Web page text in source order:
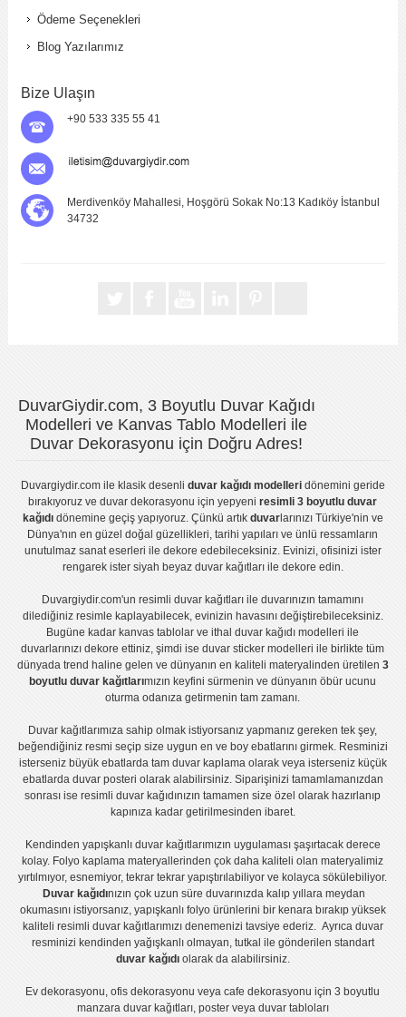
Ödeme Seçenekleri
Blog Yazılarımız
Bize Ulaşın
+90 533 335 55 41
Merdivenköy Mahallesi, Hoşgörü Sokak No:13 Kadıköy İstanbul
34732
DuvarGiydir.com, 3 Boyutlu Duvar Kağıdı
Modelleri ve Kanvas Tablo Modelleri ile
Duvar Dekorasyonu için Doğru Adres!
Duvargiydir.comile klasik desenli duvar kağıdı modelleridönemini geride
bırakıyoruz veduvar dekorasyonu için yepyeniresimli 3 boyutlu duvar
kağıdıdönemine geçiş yapıyoruz. Çünkü artık duvarlarınızı Türkiye'nin ve
Dünya'nın en güzel doğal güzellikleri, tarihi yapıları ve ünlü ressamların
unutulmaz sanat eserleri ile dekore edebileceksiniz. Evinizi, ofisinizi ister
rengarek ister siyah beyaz duvar kağıtlarıile dekore edin.
Duvargiydir.com'unresimli duvar kağıtları ile duvarınızın tamamını
dilediğiniz resimle kaplayabilecek, evinizin havasını değiştirebileceksiniz.
Bugüne kadar kanvas tablo lar veithal duvar kağıdı modelleri ile
duvarlarınızı dekore ettiniz, şimdi iseduvar sticker modelleri ile birlikte tüm
dünyada trend haline gelen ve dünyanın en kaliteli materyalinden üretilen 3
boyutlu duvar kağıtlarımızın keyfini sürmenin ve dünyanın öbür ucunu
oturma odanıza getirmenin tam zamanı.
Duvar kağıtlarımıza sahip olmak istiyorsanız yapmanız gereken tek şey,
beğendiğiniz resmi seçip size uygun en ve boy ebatlarını girmek. Resminizi
isterseniz büyük ebatlarda tam duvar kaplamaolarak veya isterseniz küçük
ebatlarda duvar posteri olarak alabilirsiniz. Siparişinizi tamamlamanızdan
sonrası iseresimli duvar kağıdınızın tamamen size özel olarak hazırlanıp
kapınıza kadar getirilmesinden ibaret.
Kendinden yapışkanlı duvar kağıtlarımızın uygulamasışaşırtacak derece
kolay. Folyo kaplama materyallerinden çok daha kaliteli olanmateryalimiz
yırtılmıyor, esnemiyor, tekrar tekrar yapıştırılabiliyor ve kolayca sökülebiliyor.
Duvar kağıdınızın çok uzun süre duvarınızda kalıp yıllara meydan
okumasını istiyorsanız, yapışkanlı folyoürünlerini bir kenara bırakıp yüksek
kaliteli resimli duvar kağıtlarımızı denemenizi tavsiye ederiz. Ayrıca duvar
resminizi kendinden yağışkanlı olmayan, tutkal ile gönderilen standart
duvar kağıdıolarak da alabilirsiniz.
Ev dekorasyonu,ofis dekorasyonu veyacafe dekorasyonu için3 boyutlu
manzara duvar kağıtları, posterveya duvar tabloları